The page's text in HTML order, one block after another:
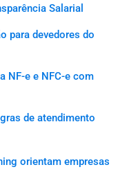
Salarial
para devedores do
NF-e e NFC-e com
de atendimento
orientam empresas